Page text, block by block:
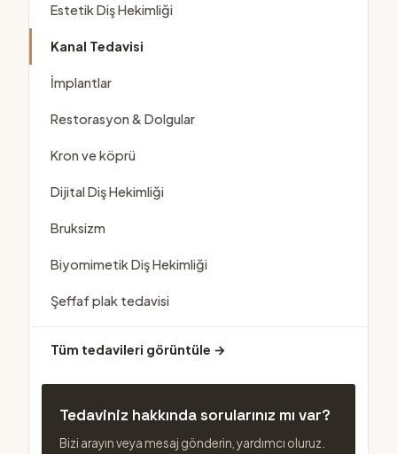
Estetik Diş Hekimliği
Kanal Tedavisi
İmplantlar
Restorasyon & Dolgular
Kron ve köprü
Dijital Diş Hekimliği
Bruksizm
Biyomimetik Diş Hekimliği
Şeffaf plak tedavisi
Tüm tedavileri görüntüle →
Tedaviniz hakkında sorularınız mı var?
Bizi arayın veya mesaj gönderin, yardımcı oluruz.